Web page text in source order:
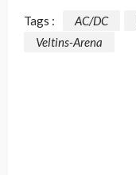
Tags : AC/DC
Veltins-Arena